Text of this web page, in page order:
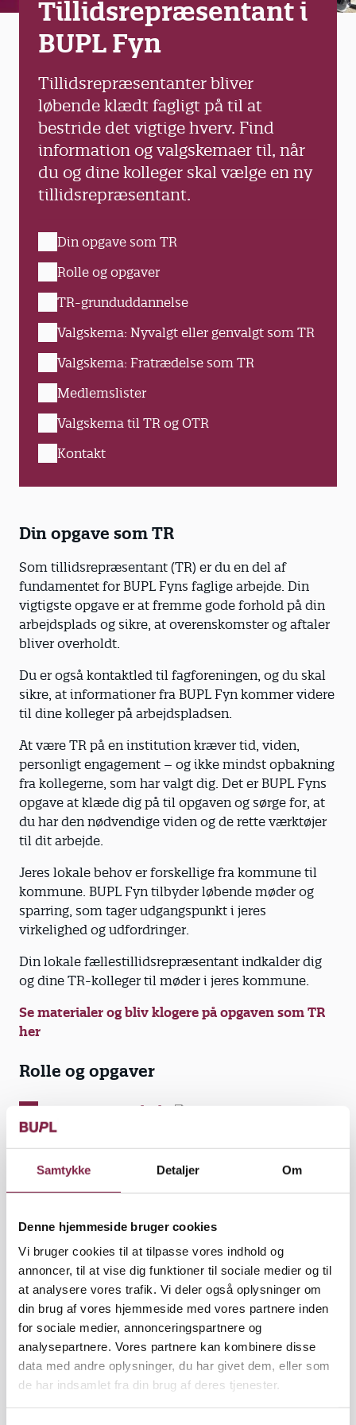
Samtykke Detaljer Om
Denne hjemmeside bruger cookies
Vi bruger cookies til at tilpasse vores indhold og
annoncer, til at vise dig funktioner til sociale medier og til
at analysere vores trafik. Vi deler også oplysninger om
din brug af vores hjemmeside med vores partnere inden
for sociale medier, annonceringspartnere og
analysepartnere. Vores partnere kan kombinere disse
data med andre oplysninger, du har givet dem, eller som
de har indsamlet fra din brug af deres tjenester.
Tillidsrepræsentant i
BUPL Fyn
Tillidsrepræsentanter bliver
løbende klædt fagligt på til at
bestride det vigtige hverv. Find
information og valgskemaer til, når
du og dine kolleger skal vælge en ny
tillidsrepræsentant.
Din opgave som TR
Rolle og opgaver
TR-grunduddannelse
Valgskema: Nyvalgt eller genvalgt som TR
Valgskema: Fratrædelse som TR
Medlemslister
Valgskema til TR og OTR
Kontakt
Din opgave som TR
Som tillidsrepræsentant (TR) er du en del af
fundamentet for BUPL Fyns faglige arbejde. Din
vigtigste opgave er at fremme gode forhold på din
arbejdsplads og sikre, at overenskomster og aftaler
bliver overholdt.
Du er også kontaktled til fagforeningen, og du skal
sikre, at informationer fra BUPL Fyn kommer videre
til dine kolleger på arbejdspladsen.
At være TR på en institution kræver tid, viden,
personligt engagement – og ikke mindst opbakning
fra kollegerne, som har valgt dig. Det er BUPL Fyns
opgave at klæde dig på til opgaven og sørge for, at
du har den nødvendige viden og de rette værktøjer
til dit arbejde.
Jeres lokale behov er forskellige fra kommune til
kommune. BUPL Fyn tilbyder løbende møder og
sparring, som tager udgangspunkt i jeres
virkelighed og udfordringer.
Din lokale fællestillidsrepræsentant indkalder dig
og dine TR-kolleger til møder i jeres kommune.
Se materialer og bliv klogere på opgaven som TR
her
Rolle og opgaver
BUPL Fyn TR politik
BUPLs politik for tillidsrepræsentanter.pdf
TR-grunduddannelse
Som nyvalgt tillidsrepræsentant er det vigtigt, at du
bliver klædt fagligt godt på til at udfylde hvervet.
Derfor er det BUPL Fyns målsætning, at du og de
øvrige nyvalgte tillidsrepræsentanter gennemgår
BUPLs grunduddannelse for tillidsrepræsentanter.
Læs mere om vores grunduddannelse for
tillidsrepræsentanter
Valgskema: Nyvalgt eller genvalgt som
TR